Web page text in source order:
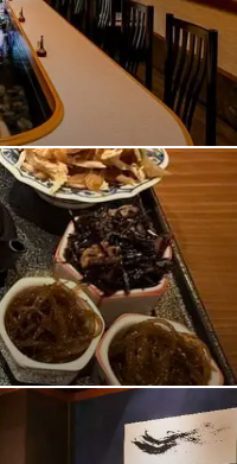
途に合わせてご利用いた
・B1
できる他ではなかなか味
1分
を覆す、角打ちスタイルの
和食と厳選された日本酒